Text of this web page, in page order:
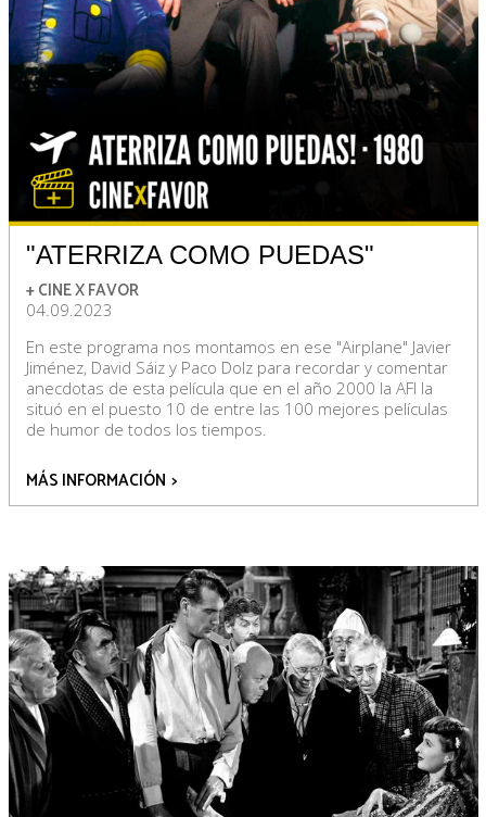
"ATERRIZA COMO PUEDAS"
+ CINE X FAVOR
04.09.2023
En este programa nos montamos en ese "Airplane" Javier
Jiménez, David Sáiz y Paco Dolz para recordar y comentar
anecdotas de esta película que en el año 2000 la AFI la
situó en el puesto 10 de entre las 100 mejores películas
de humor de todos los tiempos.
MÁS INFORMACIÓN >